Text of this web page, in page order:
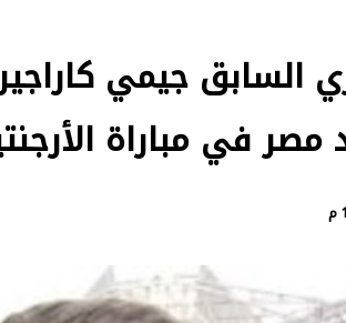
السابق جيمي
مصر في مباراة